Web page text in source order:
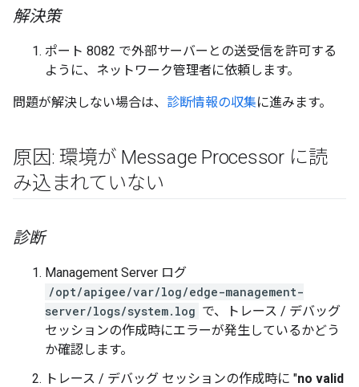
解決策
ポート 8082 で外部サーバーとの送受信を許可する
ように、ネットワーク管理者に依頼します。
問題が解決しない場合は、 診断情報の収集に進みます。
原因: 環境が Message Processor に読
み込まれていない
診断
Management Server ログ
/opt/apigee/var/log/edge-management-
server/logs/system.log で、トレース / デバッグ
セッションの作成時にエラーが発生しているかどう
か確認します。
トレース / デバッグ セッションの作成時に "no valid